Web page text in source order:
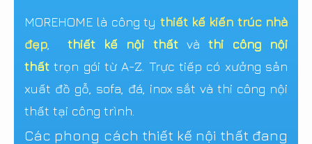
MOREHOME là công ty thiết kế kiến trúc nhà
đẹp
thiết kế nội thấtvàthi công nội
thất trọn gói từ A-Z. Trực tiếp có xưởng sản
xuất đồ gỗ, sofa, đá, inox sắt và thi công nội
thất tại công trình.
Các phong cách thiết kế nội thất đang